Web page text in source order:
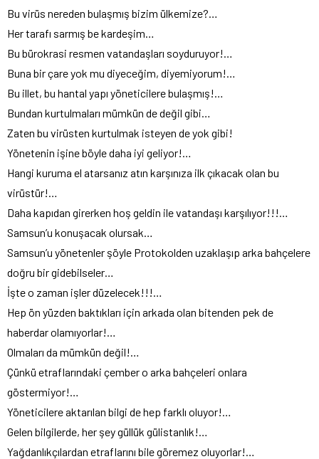
Bu virüs nereden bulaşmış bizim ülkemize?…
Her tarafı sarmış be kardeşim…
Bu bürokrasi resmen vatandaşları soyduruyor!…
Buna bir çare yok mu diyeceğim, diyemiyorum!…
Bu illet, bu hantal yapı yöneticilere bulaşmış!…
Bundan kurtulmaları mümkün de değil gibi…
Zaten bu virüsten kurtulmak isteyen de yok gibi!
Yönetenin işine böyle daha iyi geliyor!…
Hangi kuruma el atarsanız atın karşınıza ilk çıkacak olan bu
virüstür!…
Daha kapıdan girerken hoş geldin ile vatandaşı karşılıyor!!!…
Samsun’u konuşacak olursak…
Samsun’u yönetenler şöyle Protokolden uzaklaşıp arka bahçelere
doğru bir gidebilseler…
İşte o zaman işler düzelecek!!!…
Hep ön yüzden baktıkları için arkada olan bitenden pek de
haberdar olamıyorlar!…
Olmaları da mümkün değil!…
Çünkü etraflarındaki çember o arka bahçeleri onlara
göstermiyor!…
Yöneticilere aktarılan bilgi de hep farklı oluyor!…
Gelen bilgilerde, her şey güllük gülistanlık!…
Yağdanlıkçılardan etraflarını bile göremez oluyorlar!…